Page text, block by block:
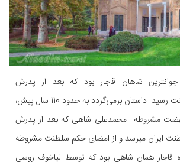
شاهان قاجار بود که بعد از پدرش
محمدعلی‌شاه به سلطنت رسید. داستان بر‌می‌گردد به حدود 110 سال پیش،
مشروطه...محمدعلی شاهی که بعد از پدرش
ایران میرسد و از امضای حکم سلطنت مشروطه
قاجار همان شاهی بود که توسط لیاخوف روسی